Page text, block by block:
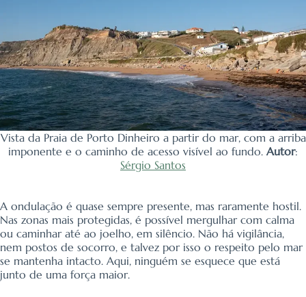
Vista da Praia de Porto Dinheiro a partir do mar, com a arriba
imponente e o caminho de acesso visível ao fundo. Autor:
Sérgio Santos
A ondulação é quase sempre presente, mas raramente hostil.
Nas zonas mais protegidas, é possível mergulhar com calma
ou caminhar até ao joelho, em silêncio. Não há vigilância,
nem postos de socorro, e talvez por isso o respeito pelo mar
se mantenha intacto. Aqui, ninguém se esquece que está
junto de uma força maior.